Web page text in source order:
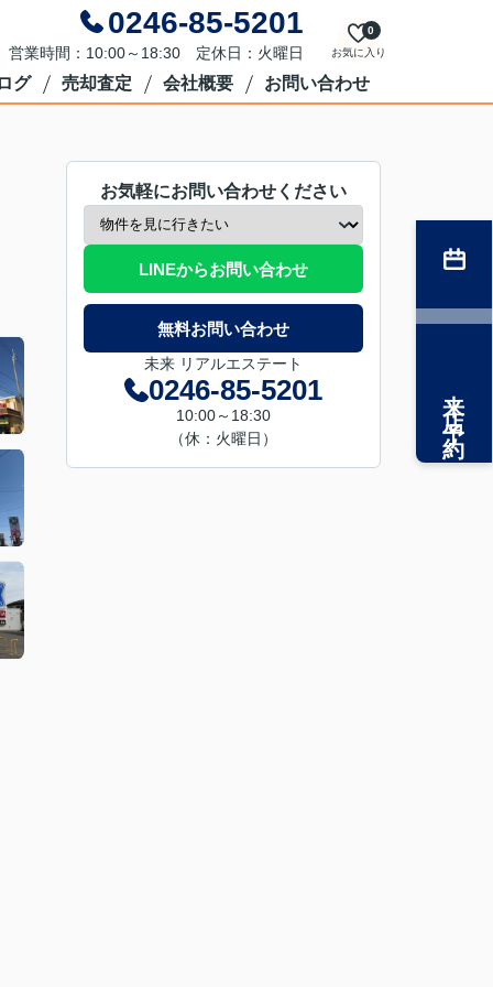
0246-85-5201
営業時間：10:00～18:30 定休日：火曜日 お気に入り
0
グ 売却査定 会社概要 お問い合わせ
お気軽にお問い合わせください
LINEからお問い合わせ
無料お問い合わせ
未来 リアルエステート
0246-85-5201
10:00～18:30
（休：火曜日）
来店予約